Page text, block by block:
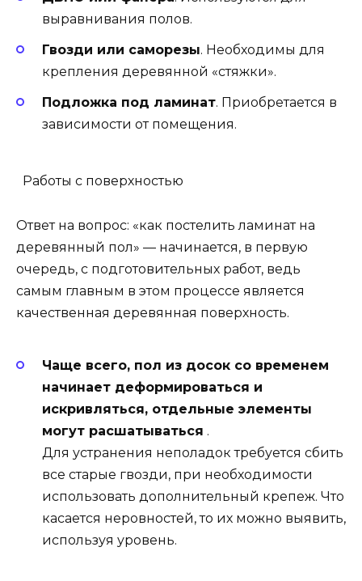
выравнивания полов.
Гвозди или саморезы. Необходимы для
крепления деревянной «стяжки».
Подложка под ламинат. Приобретается в
зависимости от помещения.
Работы с поверхностью
Ответ на вопрос: «как постелить ламинат на
деревянный пол» — начинается, в первую
очередь, с подготовительных работ, ведь
самым главным в этом процессе является
качественная деревянная поверхность.
Чаще всего, пол из досок со временем
начинает деформироваться и
искривляться, отдельные элементы
могут расшатываться .
Для устранения неполадок требуется сбить
все старые гвозди, при необходимости
использовать дополнительный крепеж. Что
касается неровностей, то их можно выявить,
используя уровень.